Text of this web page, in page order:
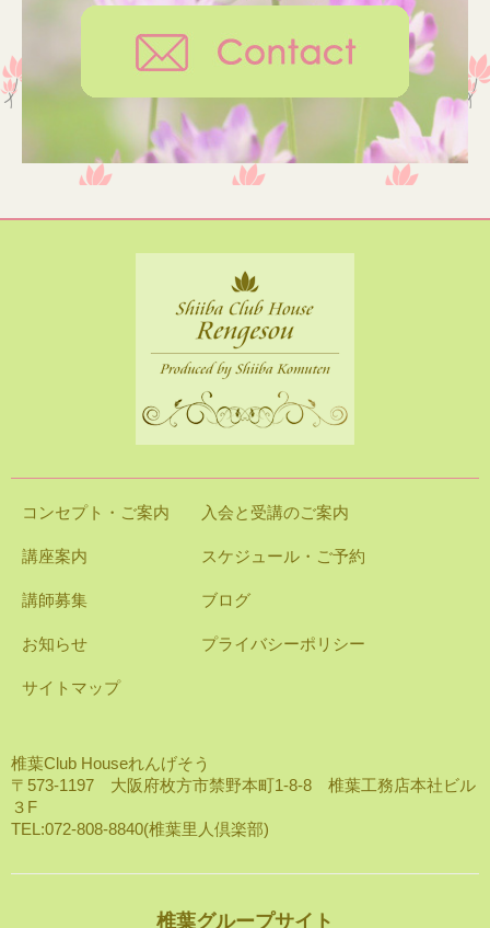
コンセプト・ご案内 入会と受講のご案内
講座案内 スケジュール・ご予約
講師募集 ブログ
お知らせ プライバシーポリシー
サイトマップ
椎葉Club Houseれんげそう
〒573-1197 大阪府枚方市禁野本町1-8-8 椎葉工務店本社ビル
３F
TEL:072-808-8840(椎葉里人倶楽部)
椎葉グループサイト